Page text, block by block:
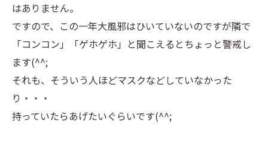
はありません。
ですので、この一年大風邪はひいていないのですが隣で
「コンコン」「ゲホゲホ」と聞こえるとちょっと警戒し
ます(^^;
それも、そういう人ほどマスクなどしていなかった
り・・・
持っていたらあげたいぐらいです(^^;